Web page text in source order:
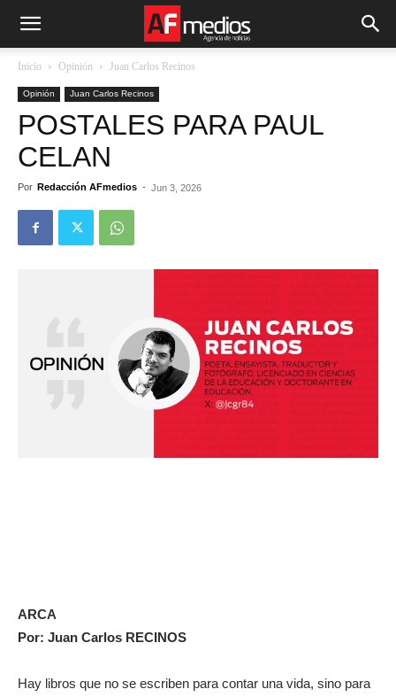
Inicio Opinión Juan Carlos Recinos
Opinión Juan Carlos Recinos
POSTALES PARA PAUL
CELAN
Por Redacción AFmedios - Jun 3, 2026
ARCA
Por: Juan Carlos RECINOS
Hay libros que no se escriben para contar una vida, sino para